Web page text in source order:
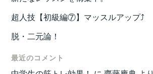
超人技【初級編⑦】マッスルアップ⤴️
脱・二元論！
最近のコメント